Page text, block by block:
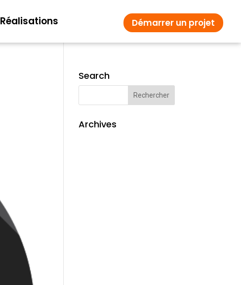
Réalisations Démarrer un projet
Search
Archives